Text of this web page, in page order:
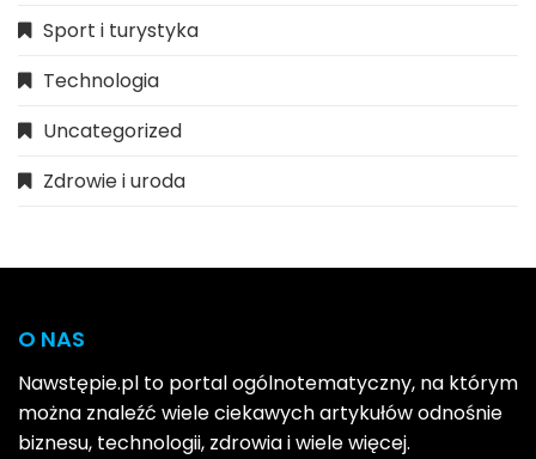
Sport i turystyka
Technologia
Uncategorized
Zdrowie i uroda
O NAS
Nawstępie.pl to portal ogólnotematyczny, na którym
można znaleźć wiele ciekawych artykułów odnośnie
biznesu, technologii, zdrowia i wiele więcej.